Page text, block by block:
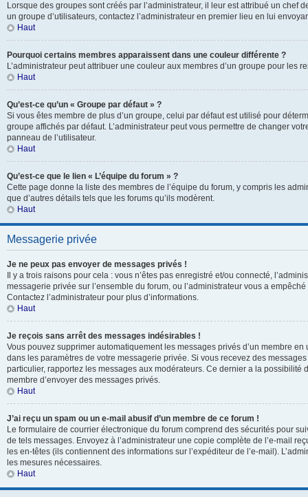
Lorsque des groupes sont créés par l’administrateur, il leur est attribué un chef
un groupe d’utilisateurs, contactez l’administrateur en premier lieu en lui
Haut
Pourquoi certains membres apparaissent dans une couleur différente ?
L’administrateur peut attribuer une couleur aux membres d’un groupe pour les
Haut
Qu’est-ce qu’un « Groupe par défaut » ?
Si vous êtes membre de plus d’un groupe, celui par défaut est utilisé pour
groupe affichés par défaut. L’administrateur peut vous permettre de changer
panneau de l’utilisateur.
Haut
Qu’est-ce que le lien « L’équipe du forum » ?
Cette page donne la liste des membres de l’équipe du forum, y compris les
que d’autres détails tels que les forums qu’ils modèrent.
Haut
Messagerie privée
Je ne peux pas envoyer de messages privés !
Il y a trois raisons pour cela : vous n’êtes pas enregistré et/ou connecté,
messagerie privée sur l’ensemble du forum, ou l’administrateur vous a
Contactez l’administrateur pour plus d’informations.
Haut
Je reçois sans arrêt des messages indésirables !
Vous pouvez supprimer automatiquement les messages privés d’un membre
dans les paramètres de votre messagerie privée. Si vous recevez des
particulier, rapportez les messages aux modérateurs. Ce dernier a la possibilité
membre d’envoyer des messages privés.
Haut
J’ai reçu un spam ou un e-mail abusif d’un membre de ce forum !
Le formulaire de courrier électronique du forum comprend des sécurités pour
de tels messages. Envoyez à l’administrateur une copie complète de l’e-mail
les en-têtes (ils contiennent des informations sur l’expéditeur de l’e-mail).
les mesures nécessaires.
Haut